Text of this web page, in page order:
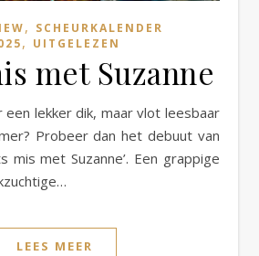
, SCHEURKALENDER
, UITGELEZEN
met Suzanne
Probeer dan het debuut van
mis met Suzanne’. Een grappige
LEES MEER